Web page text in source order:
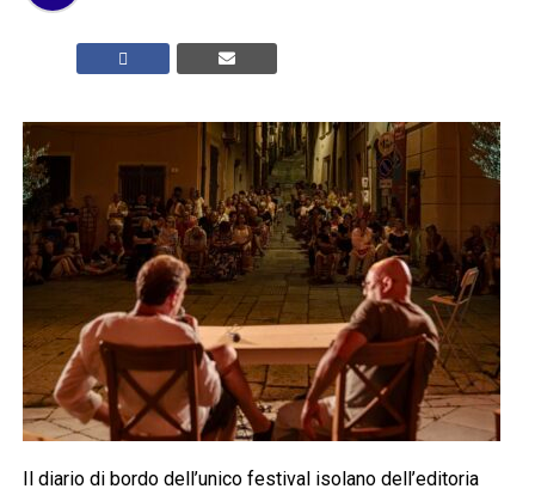
Il diario di bordo dell’unico festival isolano dell’editoria